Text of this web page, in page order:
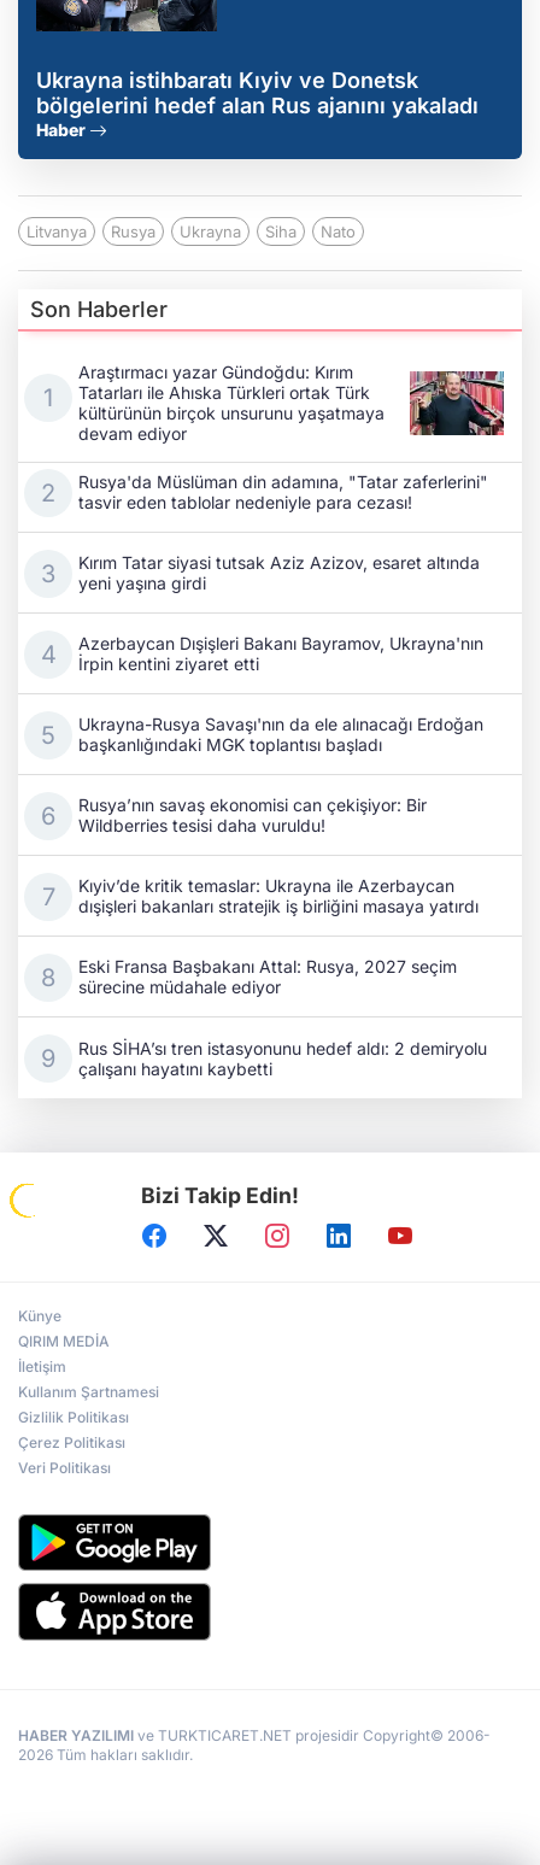
Ukrayna istihbaratı Kıyiv ve Donetsk
bölgelerini hedef alan Rus ajanını yakaladı
Haber
Litvanya Rusya Ukrayna Siha Nato
Son Haberler
Araştırmacı yazar Gündoğdu: Kırım
Tatarları ile Ahıska Türkleri ortak Türk
kültürünün birçok unsurunu yaşatmaya
devam ediyor
Rusya'da Müslüman din adamına, "Tatar zaferlerini"
tasvir eden tablolar nedeniyle para cezası!
Kırım Tatar siyasi tutsak Aziz Azizov, esaret altında
yeni yaşına girdi
Azerbaycan Dışişleri Bakanı Bayramov, Ukrayna'nın
İrpin kentini ziyaret etti
Ukrayna-Rusya Savaşı'nın da ele alınacağı Erdoğan
başkanlığındaki MGK toplantısı başladı
Rusya’nın savaş ekonomisi can çekişiyor: Bir
Wildberries tesisi daha vuruldu!
Kıyiv’de kritik temaslar: Ukrayna ile Azerbaycan
dışişleri bakanları stratejik iş birliğini masaya yatırdı
Eski Fransa Başbakanı Attal: Rusya, 2027 seçim
sürecine müdahale ediyor
Rus SİHA’sı tren istasyonunu hedef aldı: 2 demiryolu
çalışanı hayatını kaybetti
Bizi Takip Edin!
Künye
QIRIM MEDİA
İletişim
Kullanım Şartnamesi
Gizlilik Politikası
Çerez Politikası
Veri Politikası
HABER YAZILIMI ve TURKTICARET.NET projesidir Copyright© 2006-
2026 Tüm hakları saklıdır.